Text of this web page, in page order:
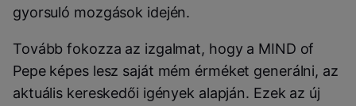
gyorsuló mozgások idején.
Tovább fokozza az izgalmat, hogy a MIND of
Pepe képes lesz saját mém érméket generálni, az
aktuális kereskedői igények alapján. Ezek az új